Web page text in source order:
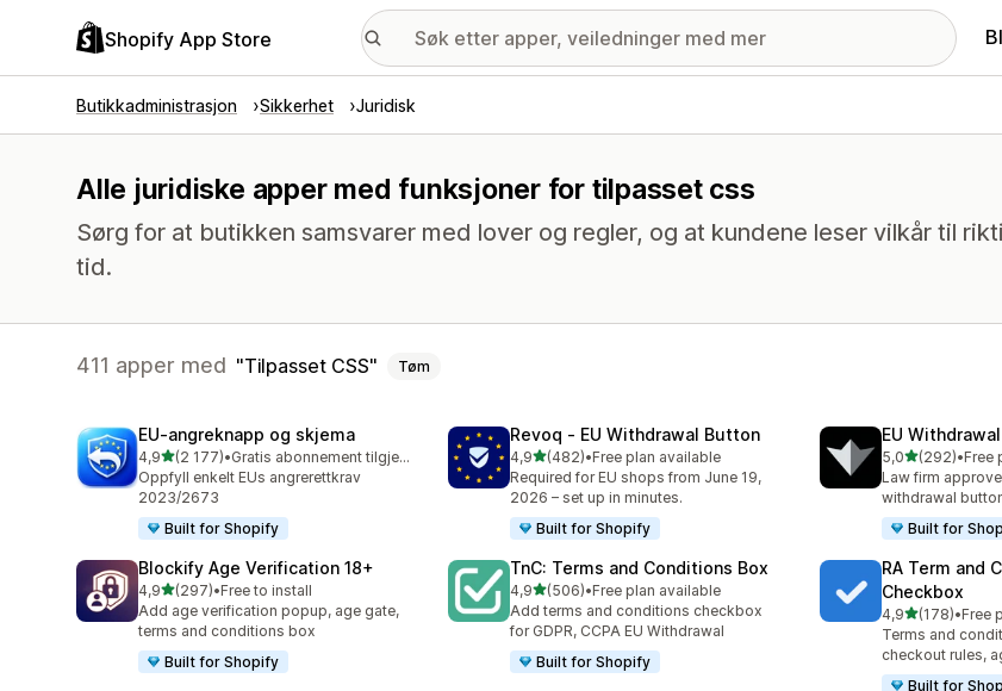
Shopify App Store
Butikkadministrasjon Sikkerhet Juridisk
Alle juridiske apper med funksjoner for tilpasset css
Sørg for at butikken samsvarer med lover og regler, og at kundene leser vilkår til
tid.
411 apper med Tilpasset CSS Tøm
EU‑angreknapp og skjema
4,9av 5 stjerner
(2 177)
Totalt 2177 omtaler
•
Gratis abonnement tilgjengelig
Oppfyll enkelt EUs angrerettkrav
2023/2673
Built for Shopify
Revoq ‑ EU Withdrawal Button
4,9av 5 stjerner
(482)
Totalt 482 omtaler
•Free plan available
Required for EU shops from June 19,
2026 – set up in minutes.
Built for Shopify
EU
5,0av 5 stjerner
(292)
Totalt 292 •Free
Law firm
withdrawal
Built for
Blockify Age Verification 18+
4,9av 5 stjerner
(297)
Totalt 297 omtaler
•Free to install
Add age verification popup, age gate,
terms and conditions box
Built for Shopify
TnC: Terms and Conditions Box
4,9av 5 stjerner
(506)
Totalt 506 omtaler
•Free plan available
Add terms and conditions checkbox
for GDPR, CCPA EU Withdrawal
Built for Shopify
RA Term and
Checkbox
4,9av 5 stjerner
(178)
Totalt 178 •Free
Terms and
checkout rules,
Built for